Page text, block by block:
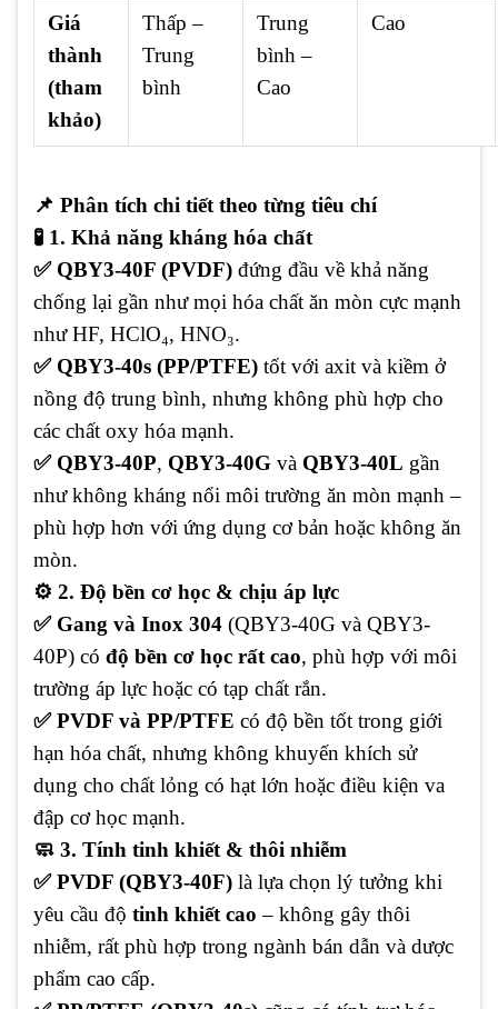
Giá
thành
(tham
khảo)
Thấp –
Trung
bình
Trung
bình –
Cao
Cao
📌 Phân tích chi tiết theo từng tiêu chí
🧪 1. Khả năng kháng hóa chất
✅ QBY3-40F (PVDF) đứng đầu về khả năng
chống lại gần như mọi hóa chất ăn mòn cực mạnh
như HF, HClO₄, HNO₃.
✅ QBY3-40s (PP/PTFE) tốt với axit và kiềm ở
nồng độ trung bình, nhưng không phù hợp cho
các chất oxy hóa mạnh.
✅ QBY3-40P, QBY3-40G và QBY3-40L gần
như không kháng nổi môi trường ăn mòn mạnh –
phù hợp hơn với ứng dụng cơ bản hoặc không ăn
mòn.
⚙️ 2. Độ bền cơ học & chịu áp lực
✅ Gang và Inox 304 (QBY3-40G và QBY3-
40P) có độ bền cơ học rất cao, phù hợp với môi
trường áp lực hoặc có tạp chất rắn.
✅ PVDF và PP/PTFE có độ bền tốt trong giới
hạn hóa chất, nhưng không khuyến khích sử
dụng cho chất lỏng có hạt lớn hoặc điều kiện va
đập cơ học mạnh.
🧼 3. Tính tinh khiết & thôi nhiễm
✅ PVDF (QBY3-40F) là lựa chọn lý tưởng khi
yêu cầu độ tinh khiết cao – không gây thôi
nhiễm, rất phù hợp trong ngành bán dẫn và dược
phẩm cao cấp.